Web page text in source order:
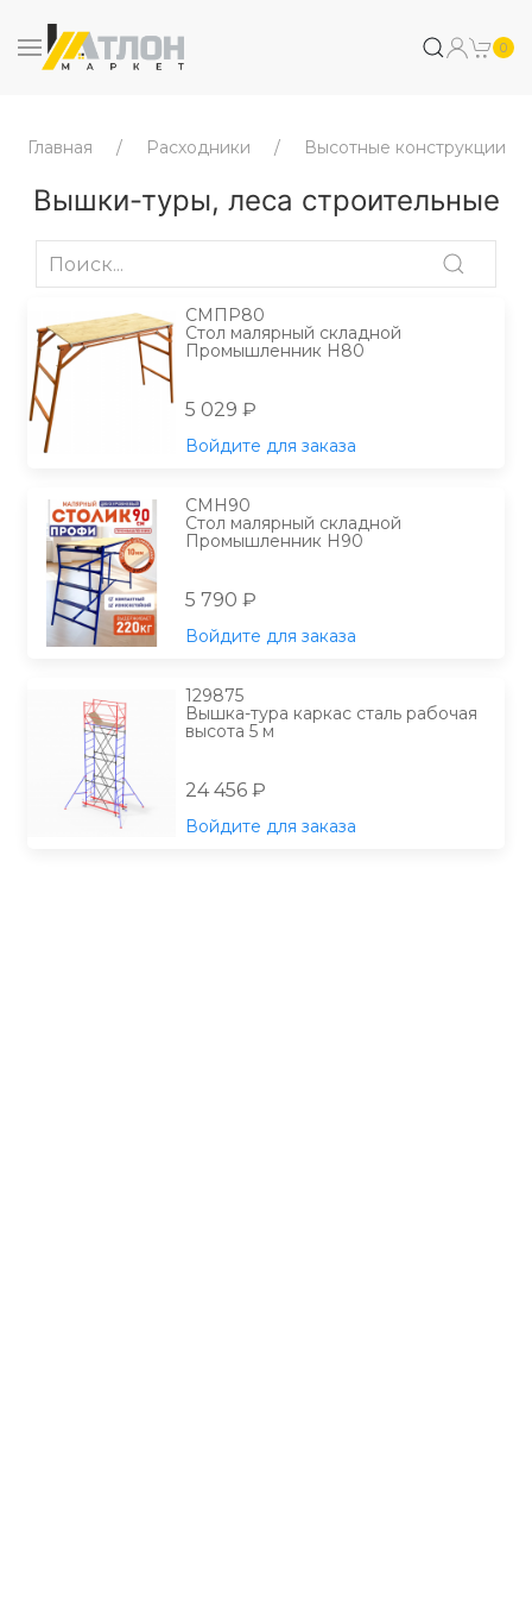
0
Главная Расходники Высотные конструкции
Вышки-туры, леса строительные
СМПР80
Стол малярный складной
Промышленник Н80
5 029 ₽
Войдите для заказа
СМН90
Стол малярный складной
Промышленник Н90
5 790 ₽
Войдите для заказа
129875
Вышка-тура каркас сталь рабочая
высота 5 м
24 456 ₽
Войдите для заказа